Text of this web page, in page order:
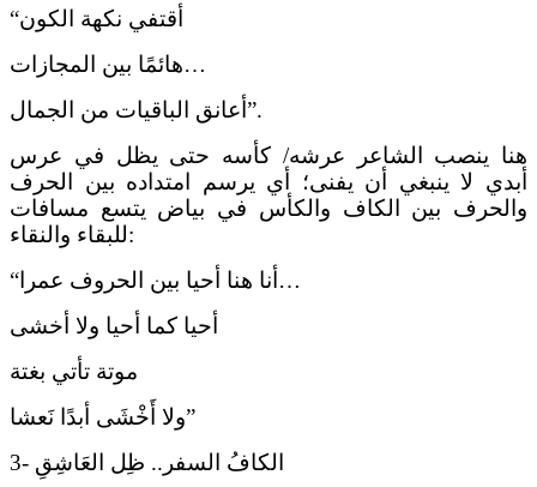
“أقتفي نكهة الكون
هائمًا بين المجازات…
أعانق الباقيات من الجمال”.
هنا ينصب الشاعر عرشه/ كأسه حتى يظل في عرس
أبدي لا ينبغي أن يفنى؛ أي يرسم امتداده بين الحرف
والحرف بين الكاف والكأس في بياض يتسع مسافات
للبقاء والنقاء:
“أنا هنا أحيا بين الحروف عمرا…
أحيا كما أحيا ولا أخشى
ولا أَخْشَى أبدًا نَعشا”
3- الكافُ السفر.. ظِل العَاشِقِ